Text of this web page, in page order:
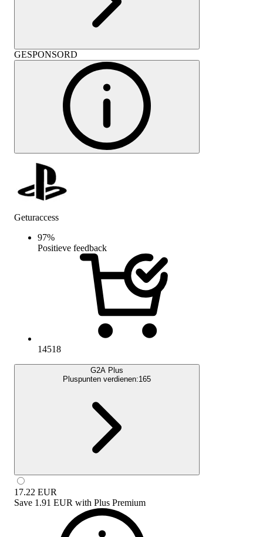
GESPONSORD
Geturaccess
97%
Positieve feedback
14518
G2A Plus
Pluspunten verdienen:165
17.22 EUR
Save 1.91 EUR with Plus Premium